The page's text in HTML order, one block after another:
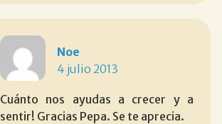
Noe
4 julio 2013
Cuánto nos ayudas a crecer y a
sentir! Gracias Pepa. Se te aprecia.